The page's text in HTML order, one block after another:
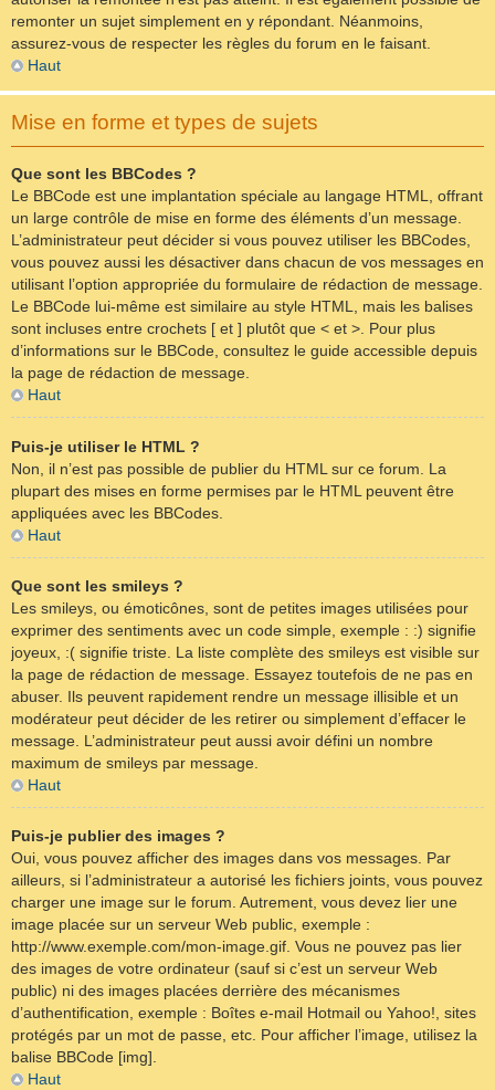
remonter un sujet simplement en y répondant. Néanmoins,
assurez-vous de respecter les règles du forum en le faisant.
Haut
Mise en forme et types de sujets
Que sont les BBCodes ?
Le BBCode est une implantation spéciale au langage HTML, offrant
un large contrôle de mise en forme des éléments d’un message.
L’administrateur peut décider si vous pouvez utiliser les BBCodes,
vous pouvez aussi les désactiver dans chacun de vos messages en
utilisant l’option appropriée du formulaire de rédaction de message.
Le BBCode lui-même est similaire au style HTML, mais les balises
sont incluses entre crochets [ et ] plutôt que < et >. Pour plus
d’informations sur le BBCode, consultez le guide accessible depuis
la page de rédaction de message.
Haut
Puis-je utiliser le HTML ?
Non, il n’est pas possible de publier du HTML sur ce forum. La
plupart des mises en forme permises par le HTML peuvent être
appliquées avec les BBCodes.
Haut
Que sont les smileys ?
Les smileys, ou émoticônes, sont de petites images utilisées pour
exprimer des sentiments avec un code simple, exemple : :) signifie
joyeux, :( signifie triste. La liste complète des smileys est visible sur
la page de rédaction de message. Essayez toutefois de ne pas en
abuser. Ils peuvent rapidement rendre un message illisible et un
modérateur peut décider de les retirer ou simplement d’effacer le
message. L’administrateur peut aussi avoir défini un nombre
maximum de smileys par message.
Haut
Puis-je publier des images ?
Oui, vous pouvez afficher des images dans vos messages. Par
ailleurs, si l’administrateur a autorisé les fichiers joints, vous pouvez
charger une image sur le forum. Autrement, vous devez lier une
image placée sur un serveur Web public, exemple :
http://www.exemple.com/mon-image.gif. Vous ne pouvez pas lier
des images de votre ordinateur (sauf si c’est un serveur Web
public) ni des images placées derrière des mécanismes
d’authentification, exemple : Boîtes e-mail Hotmail ou Yahoo!, sites
protégés par un mot de passe, etc. Pour afficher l’image, utilisez la
balise BBCode [img].
Haut